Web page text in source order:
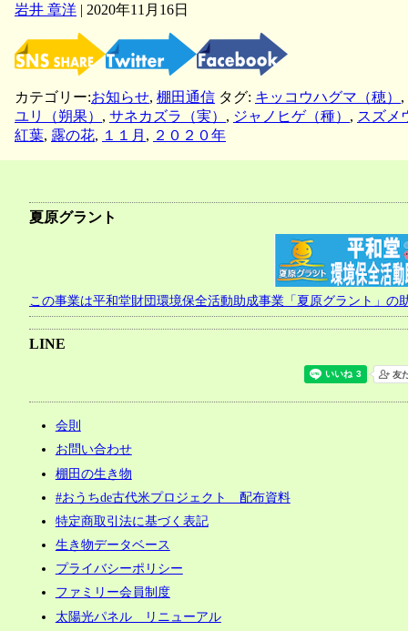
岩井 章洋 | 2020年11月16日
カテゴリー:お知らせ, 棚田通信 タグ: キッコウハグマ（穂） ,
ユリ（朔果） , サネカズラ（実） , ジャノヒゲ（種） , スズメ
紅葉, 露の花, １１月 , ２０２０年
夏原グラント
この事業は平和堂財団環境保全活動助成事業「夏原グラント」の
LINE
会則
お問い合わせ
棚田の生き物
#おうちde古代米プロジェクト 配布資料
特定商取引法に基づく表記
生き物データベース
プライバシーポリシー
ファミリー会員制度
太陽光パネル リニューアル